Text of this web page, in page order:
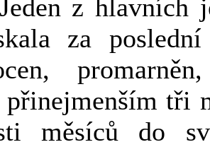
z hlavních
za
tři
měsíců do